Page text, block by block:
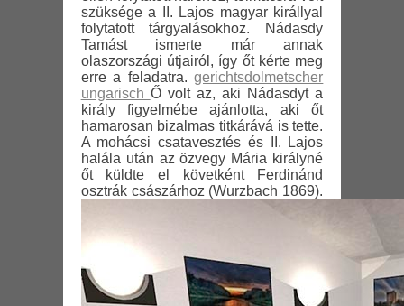
szüksége a II. Lajos magyar királlyal
folytatott tárgyalásokhoz. Nádasdy
Tamást ismerte már annak
olaszországi útjairól, így őt kérte meg
erre a feladatra.gerichtsdolmetscher
ungarisch Ő volt az, aki Nádasdyt a
király figyelmébe ajánlotta, aki őt
hamarosan bizalmas titkárává is tette.
A mohácsi csatavesztés és II. Lajos
halála után az özvegy Mária királyné
őt küldte el követként Ferdinánd
osztrák császárhoz (Wurzbach 1869).